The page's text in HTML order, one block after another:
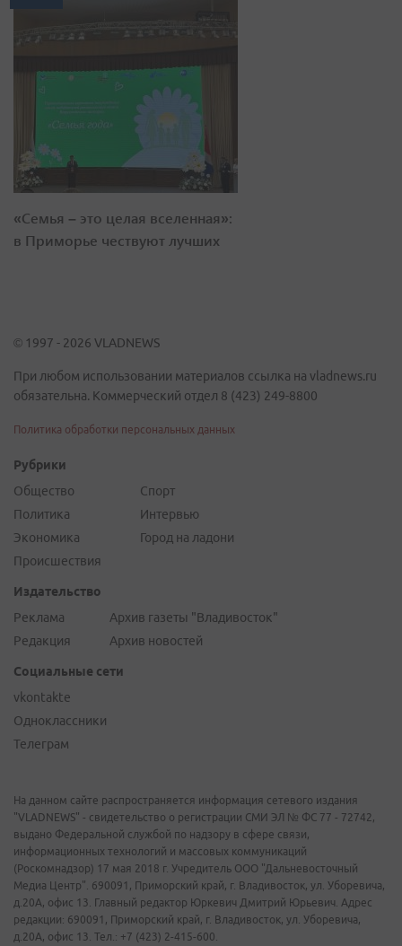
«Семья – это целая вселенная»:
в Приморье чествуют лучших
© 1997 - 2026 VLADNEWS
При любом использовании материалов ссылка на vladnews.ru
обязательна. Коммерческий отдел 8 (423) 249-8800
Политика обработки персональных данных
Рубрики
Общество
Политика
Экономика
Происшествия
Спорт
Интервью
Город на ладони
Издательство
Реклама
Редакция
Архив газеты "Владивосток"
Архив новостей
Социальные сети
vkontakte
Одноклассники
Телеграм
На данном сайте распространяется информация сетевого издания
"VLADNEWS" - свидетельство о регистрации СМИ ЭЛ № ФС 77 - 72742,
выдано Федеральной службой по надзору в сфере связи,
информационных технологий и массовых коммуникаций
(Роскомнадзор) 17 мая 2018 г. Учредитель ООО "Дальневосточный
Медиа Центр". 690091, Приморский край, г. Владивосток, ул. Уборевича,
д.20А, офис 13. Главный редактор Юркевич Дмитрий Юрьевич. Адрес
редакции: 690091, Приморский край, г. Владивосток, ул. Уборевича,
д.20А, офис 13. Тел.: +7 (423) 2-415-600.